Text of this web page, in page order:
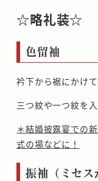
☆略礼装☆
色留袖
衿下から裾にかけ
三つ紋や一つ紋を
＊結婚披露宴での
式の場などに！
振袖（ミセス